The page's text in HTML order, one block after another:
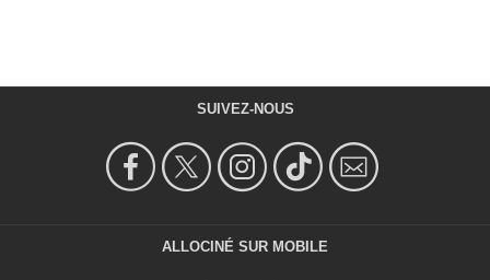
SUIVEZ-NOUS
ALLOCINÉ SUR MOBILE